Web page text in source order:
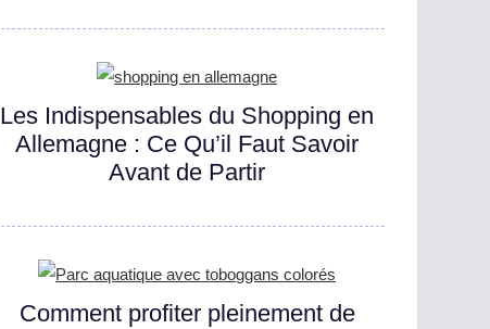
Les Indispensables du Shopping en
Allemagne : Ce Qu’il Faut Savoir
Avant de Partir
Comment profiter pleinement de